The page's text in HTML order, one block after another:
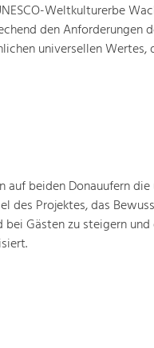
Weltkulturerbe
den
universellen
auf beiden Donauufern
des Projektes, das
Gästen zu steigern